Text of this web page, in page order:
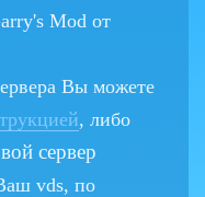
Mod от
Вы можете
, либо
сервер
vds, по